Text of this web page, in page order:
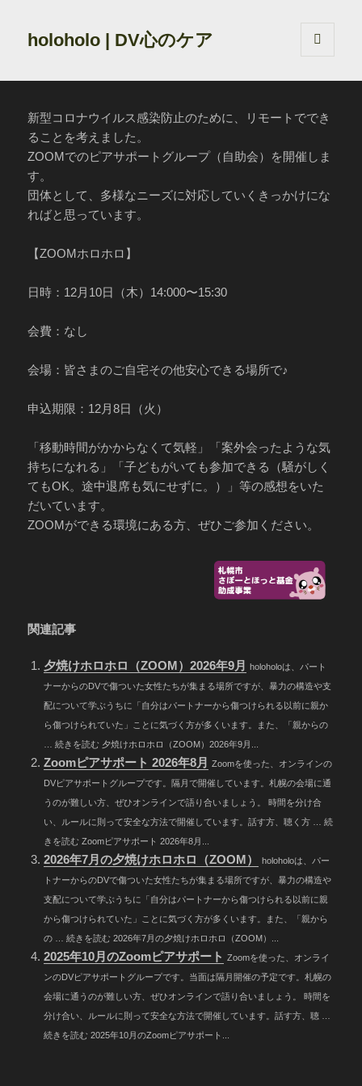
holoholo | DV心のケア
ーとウ
新型コロナウイルス感染防止のために、リモートででき
ることを考えました。
ZOOMでのピアサポートグループ（自助会）を開催しま
す。
団体として、多様なニーズに対応していくきっかけにな
ればと思っています。
【ZOOMホロホロ】
日時：12月10日（木）14:000〜15:30
会費：なし
会場：皆さまのご自宅その他安心できる場所で♪
申込期限：12月8日（火）
「移動時間がかからなくて気軽」「案外会ったような気
持ちになれる」「子どもがいても参加できる（騒がしく
てもOK。途中退席も気にせずに。）」等の感想をいた
だいています。
ZOOMができる環境にある方、ぜひご参加ください。
関連記事
夕焼けホロホロ（ZOOM）2026年9月
holoholoは、パート
ナーからのDVで傷ついた女性たちが集まる場所ですが、暴力の構造や支
配について学ぶうちに「自分はパートナーから傷つけられる以前に親か
ら傷つけられていた」ことに気づく方が多くいます。また、「親からの
… 続きを読む 夕焼けホロホロ（ZOOM）2026年9月...
Zoomピアサポート 2026年8月
Zoomを使った、オンラインの
DVピアサポートグループです。隔月で開催しています。札幌の会場に通
うのが難しい方、ぜひオンラインで語り合いましょう。 時間を分け合
い、ルールに則って安全な方法で開催しています。話す方、聴く方 … 続
きを読む Zoomピアサポート 2026年8月...
2026年7月の夕焼けホロホロ（ZOOM）
holoholoは、パー
トナーからのDVで傷ついた女性たちが集まる場所ですが、暴力の構造や
支配について学ぶうちに「自分はパートナーから傷つけられる以前に親
から傷つけられていた」ことに気づく方が多くいます。また、「親から
の … 続きを読む 2026年7月の夕焼けホロホロ（ZOOM）...
2025年10月のZoomピアサポート
Zoomを使った、オンライ
ンのDVピアサポートグループです。当面は隔月開催の予定です。札幌の
会場に通うのが難しい方、ぜひオンラインで語り合いましょう。 時間を
分け合い、ルールに則って安全な方法で開催しています。話す方、聴 …
続きを読む 2025年10月のZoomピアサポート...